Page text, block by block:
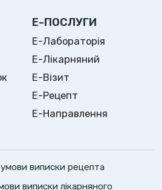
Е-ПОСЛУГИ
Е-Лабораторія
Е-Лікарняний
Е-Візит
Е-Рецепт
Е-Направлення
виписки рецепта
виписки лікарняного